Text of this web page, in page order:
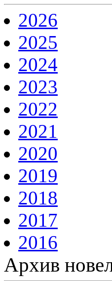
2026
2025
2024
2023
2022
2021
2020
2019
2018
2017
2016
Архив